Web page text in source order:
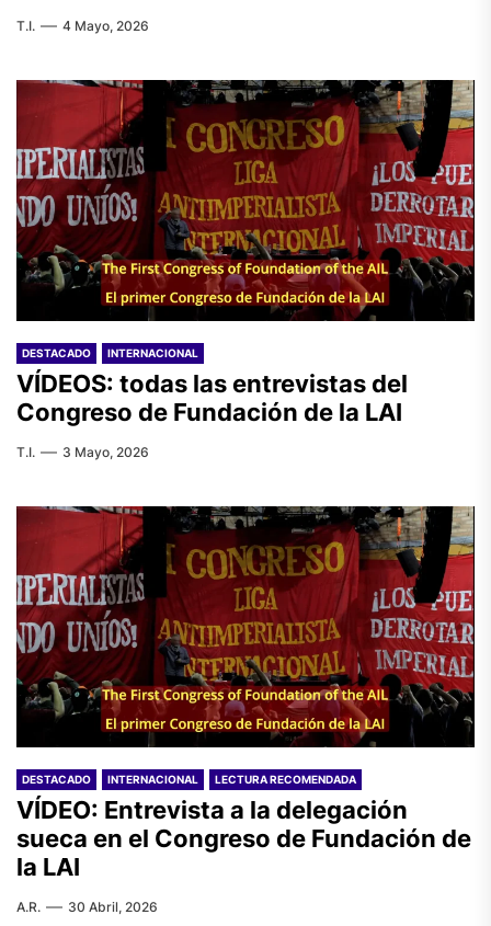
T.I. 4 Mayo, 2026
DESTACADO INTERNACIONAL
VÍDEOS: todas las entrevistas del
Congreso de Fundación de la LAI
T.I. 3 Mayo, 2026
DESTACADO INTERNACIONAL LECTURA RECOMENDADA
VÍDEO: Entrevista a la delegación
sueca en el Congreso de Fundación de
la LAI
A.R. 30 Abril, 2026